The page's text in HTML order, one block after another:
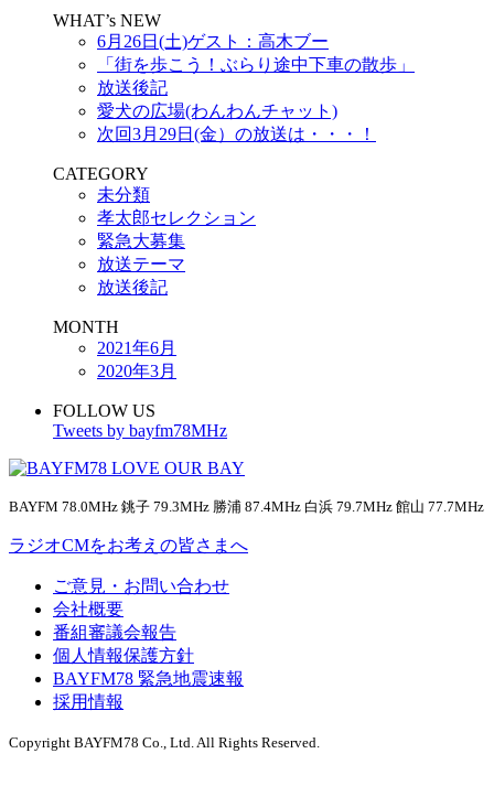
WHAT’s NEW
6月26日(土)ゲスト：高木ブー
「街を歩こう！ぶらり途中下車の散歩」
放送後記
愛犬の広場(わんわんチャット)
次回3月29日(金）の放送は・・・！
CATEGORY
未分類
孝太郎セレクション
緊急大募集
放送テーマ
放送後記
MONTH
2021年6月
2020年3月
FOLLOW US
Tweets by bayfm78MHz
BAYFM 78.0MHz 銚子 79.3MHz 勝浦 87.4MHz 白浜 79.7MHz 館山 77.7MHz
ラジオCMをお考えの皆さまへ
ご意見・お問い合わせ
会社概要
番組審議会報告
個人情報保護方針
BAYFM78 緊急地震速報
採用情報
Copyright BAYFM78 Co., Ltd. All Rights Reserved.